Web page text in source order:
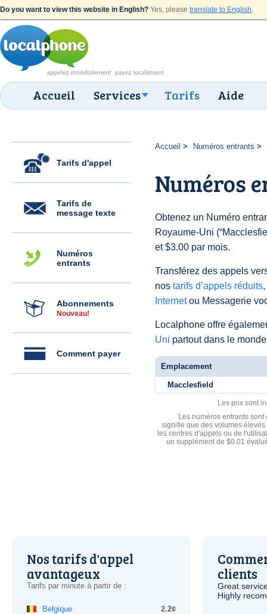
Do you want to view this website in English? Yes, please translate to English.
Accueil Services Tarifs Aide
Tarifs d'appel
Tarifs de
message texte
Numéros
entrants
Abonnements
Nouveau!
Comment payer
Accueil Numéros entrants
Numéros
Obtenez un Numéro
Royaume-Uni
et $3.00 par mois.
Transférez des appels
nos tarifs d’appels réduits
Internetou Messagerie
Localphone offre
Uni partout dans le
Emplacement
Macclesfield
Les prix sont
Les numéros entrants
signifie que des volumes
les centres d'appels ou de
un supplément de $0.01
Nos tarifs d'appel
avantageux
Tarifs par minute à partir de :
Belgique
2.2¢
clients
Great
Highly